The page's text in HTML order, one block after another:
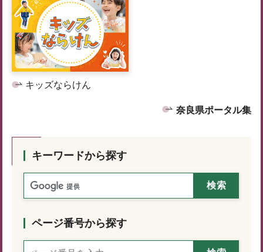
キッズならけん
奈良県ポータル集
キーワードから探す
ページ番号から探す